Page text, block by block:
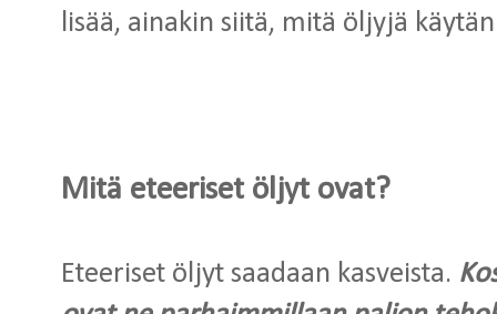
lisää, ainakin siitä, mitä öljyjä
Mitä eteeriset öljyt ovat?
Eteeriset öljyt saadaan kasveista.